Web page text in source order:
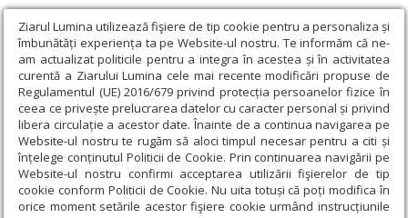
Ziarul Lumina utilizează fişiere de tip cookie pentru a personaliza și
îmbunătăți experiența ta pe Website-ul nostru. Te informăm că ne-
am actualizat politicile pentru a integra în acestea și în activitatea
curentă a Ziarului Lumina cele mai recente modificări propuse de
Regulamentul (UE) 2016/679 privind protecția persoanelor fizice în
ceea ce privește prelucrarea datelor cu caracter personal și privind
libera circulație a acestor date. Înainte de a continua navigarea pe
Website-ul nostru te rugăm să aloci timpul necesar pentru a citi și
înțelege conținutul Politicii de Cookie. Prin continuarea navigării pe
Website-ul nostru confirmi acceptarea utilizării fişierelor de tip
cookie conform Politicii de Cookie. Nu uita totuși că poți modifica în
orice moment setările acestor fişiere cookie urmând instrucțiunile
Ziarul Lumina › Actualitate religioasă › An omagial
›
Arhimandritul Dosoftei Murariu, mărturisitor între temniță și Altar
Arhimandritul Dosoftei Murariu,